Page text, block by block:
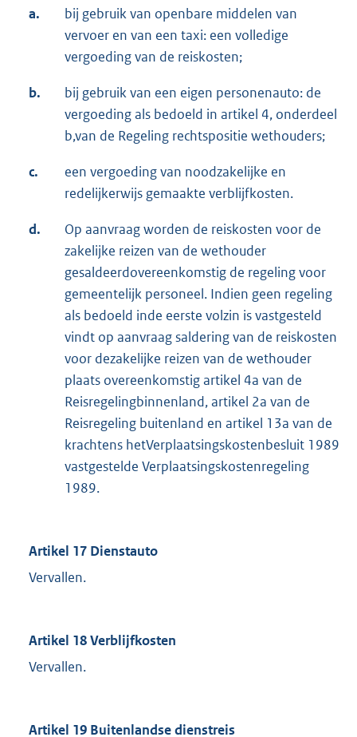
a.
bij gebruik van openbare middelen van
vervoer en van een taxi: een volledige
vergoeding van de reiskosten;
b.
bij gebruik van een eigen personenauto: de
vergoeding als bedoeld in artikel 4, onderdeel
b,van de Regeling rechtspositie wethouders;
c.
een vergoeding van noodzakelijke en
redelijkerwijs gemaakte verblijfkosten.
d.
Op aanvraag worden de reiskosten voor de
zakelijke reizen van de wethouder
gesaldeerdovereenkomstig de regeling voor
gemeentelijk personeel. Indien geen regeling
als bedoeld inde eerste volzin is vastgesteld
vindt op aanvraag saldering van de reiskosten
voor dezakelijke reizen van de wethouder
plaats overeenkomstig artikel 4a van de
Reisregelingbinnenland, artikel 2a van de
Reisregeling buitenland en artikel 13a van de
krachtens hetVerplaatsingskostenbesluit 1989
vastgestelde Verplaatsingskostenregeling
1989.
Artikel 17 Dienstauto
Vervallen.
Artikel 18 Verblijfkosten
Vervallen.
Artikel 19 Buitenlandse dienstreis